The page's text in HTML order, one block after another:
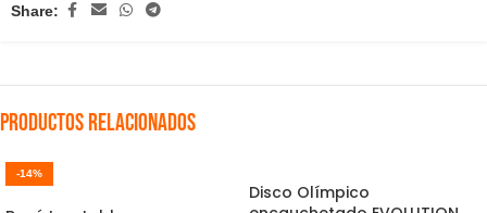
Share:
Productos relacionados
-14%
Disco Olímpico